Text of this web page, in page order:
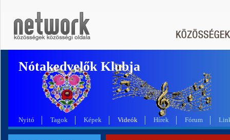
Nótakedvelők Klubja
Nyitó Tagok Képek Videók Hírek Fórum